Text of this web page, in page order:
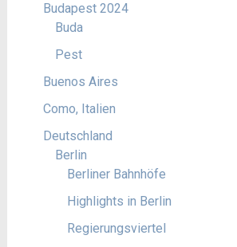
Budapest 2024
Buda
Pest
Buenos Aires
Como, Italien
Deutschland
Berlin
Berliner Bahnhöfe
Highlights in Berlin
Regierungsviertel